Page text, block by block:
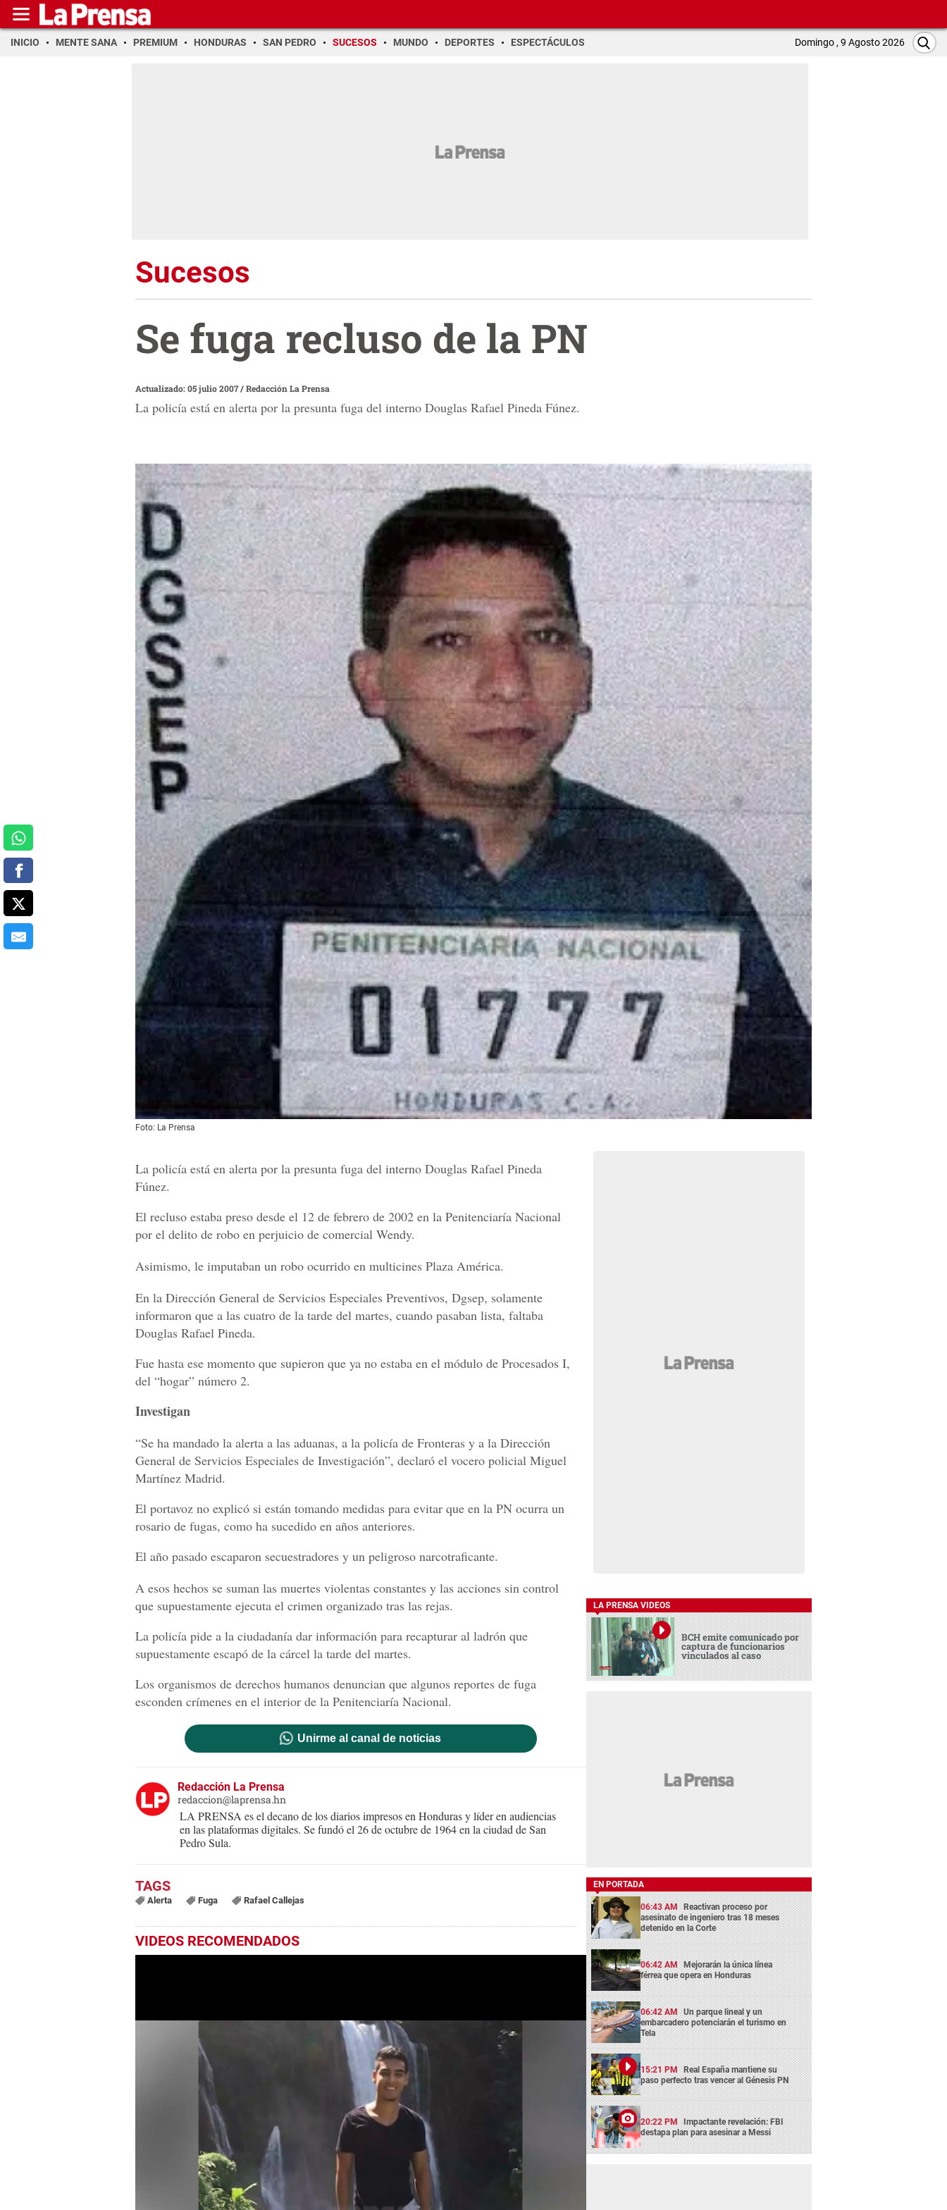
INICIO MENTE SANA PREMIUM HONDURAS SAN PEDRO SUCESOS MUNDO DEPORTES ESPECTÁCULOS Domingo , 9 Agosto 2026
Sucesos
Se fuga recluso de la PN
Actualizado: 05 julio 2007/Redacción La Prensa
La policía está en alerta por la presunta fuga del interno Douglas Rafael Pineda Fúnez.
Foto: La Prensa
La policía está en alerta por la presunta fuga del interno Douglas Rafael Pineda
Fúnez.
El recluso estaba preso desde el 12 de febrero de 2002 en la Penitenciaría Nacional
por el delito de robo en perjuicio de comercial Wendy.
Asimismo, le imputaban un robo ocurrido en multicines Plaza América.
En la Dirección General de Servicios Especiales Preventivos, Dgsep, solamente
informaron que a las cuatro de la tarde del martes, cuando pasaban lista, faltaba
Douglas Rafael Pineda.
Fue hasta ese momento que supieron que ya no estaba en el módulo de Procesados I,
del “hogar” número 2.
Investigan
“Se ha mandado la alerta a las aduanas, a la policía de Fronteras y a la Dirección
General de Servicios Especiales de Investigación”, declaró el vocero policial Miguel
Martínez Madrid.
El portavoz no explicó si están tomando medidas para evitar que en la PN ocurra un
rosario de fugas, como ha sucedido en años anteriores.
El año pasado escaparon secuestradores y un peligroso narcotraficante.
A esos hechos se suman las muertes violentas constantes y las acciones sin control
que supuestamente ejecuta el crimen organizado tras las rejas.
La policía pide a la ciudadanía dar información para recapturar al ladrón que
supuestamente escapó de la cárcel la tarde del martes.
Los organismos de derechos humanos denuncian que algunos reportes de fuga
esconden crímenes en el interior de la Penitenciaría Nacional.
Unirme al canal de noticias
Redacción La Prensa
redaccion@laprensa.hn
LA PRENSA es el decano de los diarios impresos en Honduras y líder en audiencias
en las plataformas digitales. Se fundó el 26 de octubre de 1964 en la ciudad de San
Pedro Sula.
Alerta Fuga Rafael Callejas
VIDEOS RECOMENDADOS
LA PRENSA VIDEOS
BCH emite comunicado por
captura de funcionarios
vinculados al caso
EN PORTADA
06:43 AM Reactivan proceso por
asesinato de ingeniero tras 18 meses
detenido en la Corte
06:42 AM Mejorarán la única línea
férrea que opera en Honduras
06:42 AM Un parque lineal y un
embarcadero potenciarán el turismo en
Tela
15:21 PM Real España mantiene su
paso perfecto tras vencer al Génesis PN
20:22 PM Impactante revelación: FBI
destapa plan para asesinar a Messi